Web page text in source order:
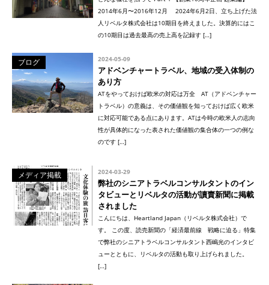
2014年6月〜2016年12月 2024年6月2日、立ち上げた法
人リベルタ株式会社は10期目を終えました。決算的にはこ
の10期目は過去最高の売上高を記録す […]
ブログ 2024-05-09
アドベンチャートラベル、地域の受入体制の
あり方
ATをやっておけば欧米の対応は万全 AT（アドベンチャー
トラベル）の意義は、その価値観を知っておけば広く欧米
に対応可能である点にあります。ATは今時の欧米人の志向
性が具体的になった表された価値観の集合体の一つの例な
のです […]
メディア掲載 2024-03-29
弊社のシニアトラベルコンサルタントのイン
タビューとリベルタの活動が讀賣新聞に掲載
されました
こんにちは、Heartland Japan（リベルタ株式会社）で
す。 この度、読売新聞の「経済最前線 戦略に迫る」特集
で弊社のシニアトラベルコンサルタント西嶋光のインタビ
ューとともに、リベルタの活動も取り上げられました。
[…]